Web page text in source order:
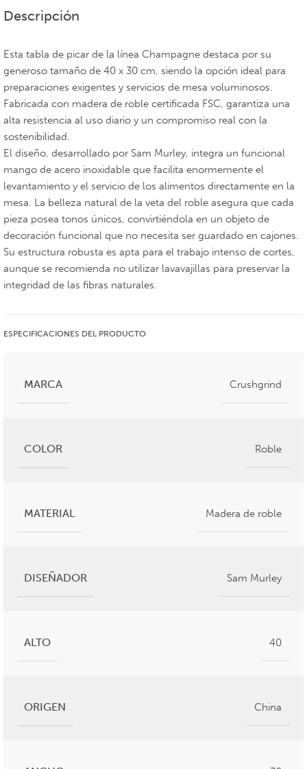
Descripción
Esta tabla de picar de la línea Champagne destaca por su
generoso tamaño de 40 x 30 cm, siendo la opción ideal para
preparaciones exigentes y servicios de mesa voluminosos.
Fabricada con madera de roble certificada FSC, garantiza una
alta resistencia al uso diario y un compromiso real con la
sostenibilidad.
El diseño, desarrollado por Sam Murley, integra un funcional
mango de acero inoxidable que facilita enormemente el
levantamiento y el servicio de los alimentos directamente en la
mesa. La belleza natural de la veta del roble asegura que cada
pieza posea tonos únicos, convirtiéndola en un objeto de
decoración funcional que no necesita ser guardado en cajones.
Su estructura robusta es apta para el trabajo intenso de cortes,
aunque se recomienda no utilizar lavavajillas para preservar la
integridad de las fibras naturales.
ESPECIFICACIONES DEL PRODUCTO
MARCA Crushgrind
COLOR Roble
MATERIAL Madera de roble
DISEÑADOR Sam Murley
ALTO 40
ORIGEN China